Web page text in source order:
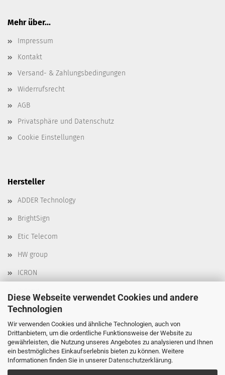
Diese Webseite verwendet Cookies und andere
Technologien
Wir verwenden Cookies und ähnliche Technologien, auch von
Drittanbietern, um die ordentliche Funktionsweise der Website zu
gewährleisten, die Nutzung unseres Angebotes zu analysieren und Ihnen
ein bestmögliches Einkaufserlebnis bieten zu können. Weitere
Informationen finden Sie in unserer Datenschutzerklärung.
Mehr über...
Impressum
Kontakt
Versand- & Zahlungsbedingungen
Widerrufsrecht
AGB
Privatsphäre und Datenschutz
Cookie Einstellungen
Hersteller
ADDER Technology
BrightSign
Etic Telecom
HW group
ICRON
Moxa
Robustel
Delta